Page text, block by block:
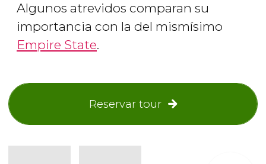
Algunos atrevidos comparan su
importancia con la del mismísimo
Empire State.
Reservar tour